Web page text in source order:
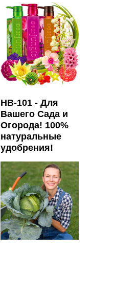
HB-101 - Для
Вашего Сада и
Огорода! 100%
натуральные
удобрения!